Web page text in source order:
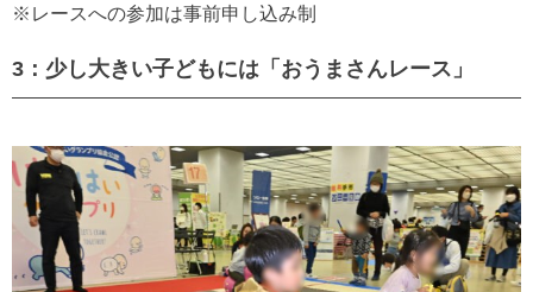
※レースへの参加は事前申し込み制
3：少し大きい子どもには「おうまさんレース」